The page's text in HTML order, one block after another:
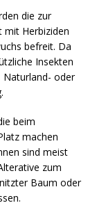
die zur
mit Herbiziden
befreit. Da
Insekten
Naturland- oder
beim
machen
sind meist
zum
Baum oder